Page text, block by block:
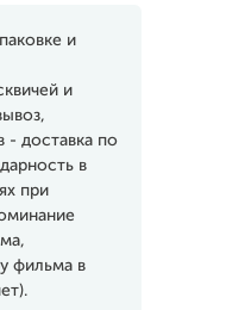
и
и
- доставка по
в
при
фильма в